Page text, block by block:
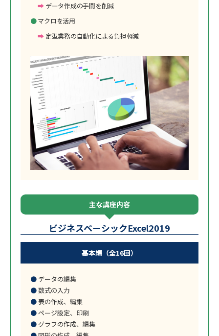
データ作成の手間を削減
マクロを活用
定型業務の自動化による負担軽減
主な講座内容
ビジネスベーシックExcel2019
基本編（全16回）
データの編集
数式の入力
表の作成、編集
ページ設定、印刷
グラフの作成、編集